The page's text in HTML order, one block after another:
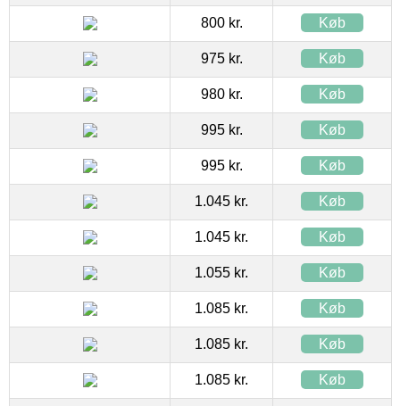
800 kr. Køb
975 kr. Køb
980 kr. Køb
995 kr. Køb
995 kr. Køb
1.045 kr. Køb
1.045 kr. Køb
1.055 kr. Køb
1.085 kr. Køb
1.085 kr. Køb
1.085 kr. Køb